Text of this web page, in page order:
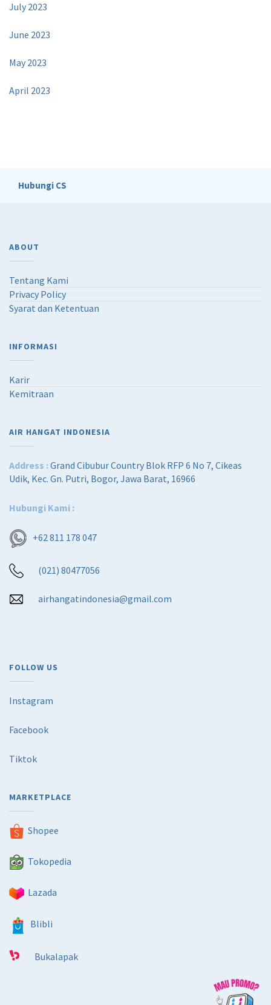
July 2023
June 2023
May 2023
April 2023
Hubungi CS
ABOUT
Tentang Kami
Privacy Policy
Syarat dan Ketentuan
INFORMASI
Karir
Kemitraan
AIR HANGAT INDONESIA
Address :Grand Cibubur Country Blok RFP 6 No 7, Cikeas
Udik, Kec. Gn. Putri, Bogor, Jawa Barat, 16966
Hubungi Kami :
+62 811 178 047
(021) 80477056
airhangatindonesia@gmail.com
FOLLOW US
Instagram
Facebook
Tiktok
MARKETPLACE
Shopee
Tokopedia
Lazada
Blibli
Bukalapak